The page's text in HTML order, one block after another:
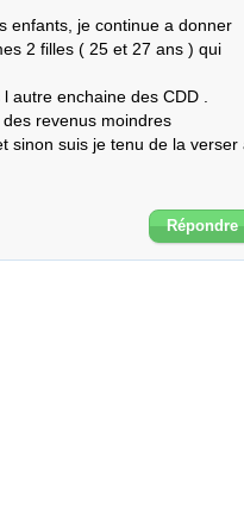
enfants, je continue a donner
2 filles ( 25 et 27 ans ) qui
enchaine des CDD .
revenus moindres
sinon suis je tenu de la verser
Répondre